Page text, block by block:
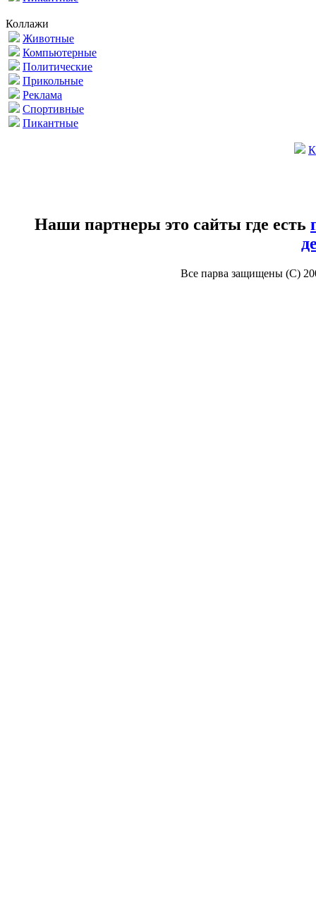
Коллажи
Животные
Компьютерные
Политические
Прикольные
Реклама
Спортивные
Пикантные
Наши партнеры это сайты где есть
Все парва защищены (С)